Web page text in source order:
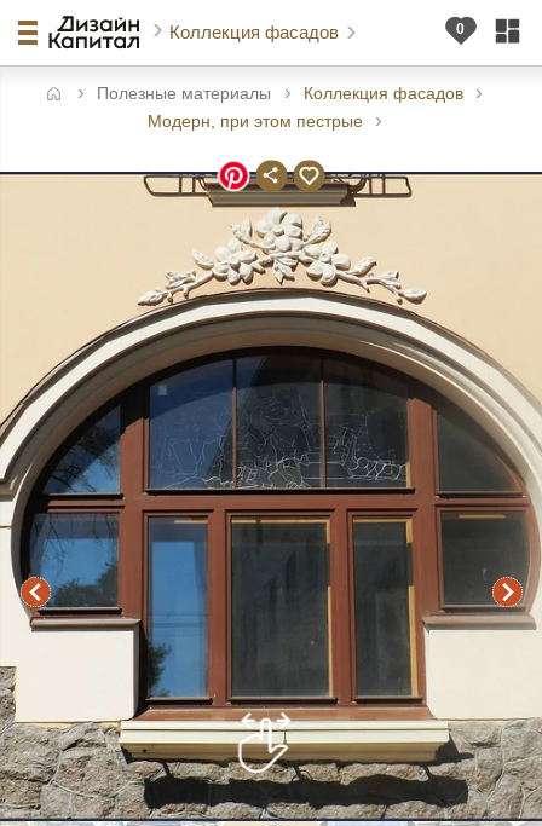
Коллекция фасадов
Полезные материалы
Коллекция фасадов
Модерн, при этом пестрые